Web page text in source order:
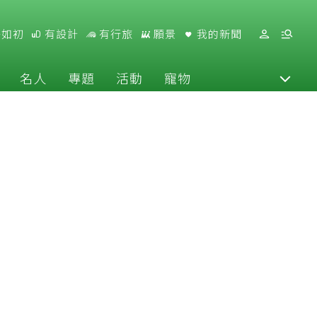
初 有設計 有行旅 願景 我的新聞
名人 專題 活動 寵物